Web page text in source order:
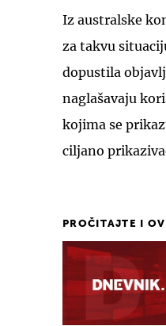
Iz australske
za takvu
dopustila
naglašavaju
kojima se
ciljano
PROČITAJTE I